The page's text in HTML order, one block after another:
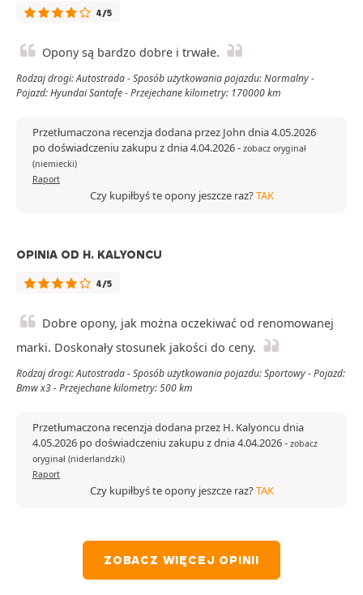
4/5
Opony są bardzo dobre i trwałe.
Rodzaj drogi: Autostrada - Sposób użytkowania pojazdu: Normalny -
Pojazd: Hyundai Santafe - Przejechane kilometry: 170000 km
Przetłumaczona recenzja dodana przez John dnia 4.05.2026
po doświadczeniu zakupu z dnia 4.04.2026- zobacz oryginał
(niemiecki)
Raport
Czy kupiłbyś te opony jeszcze raz?TAK
OPINIA OD H. KALYONCU
4/5
Dobre opony, jak można oczekiwać od renomowanej
marki. Doskonały stosunek jakości do ceny.
Rodzaj drogi: Autostrada - Sposób użytkowania pojazdu: Sportowy - Pojazd:
Bmw x3 - Przejechane kilometry: 500 km
Przetłumaczona recenzja dodana przez H. Kalyoncu dnia
4.05.2026 po doświadczeniu zakupu z dnia 4.04.2026- zobacz
oryginał (niderlandzki)
Raport
Czy kupiłbyś te opony jeszcze raz?TAK
ZOBACZ WIĘCEJ OPINII